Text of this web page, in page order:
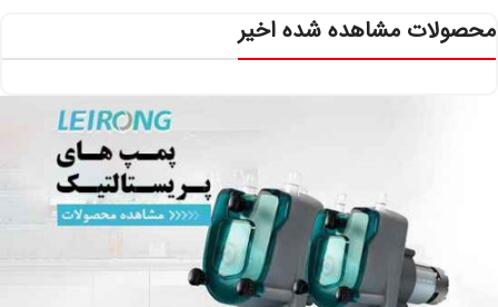
محصولات مشاهده شده اخیر